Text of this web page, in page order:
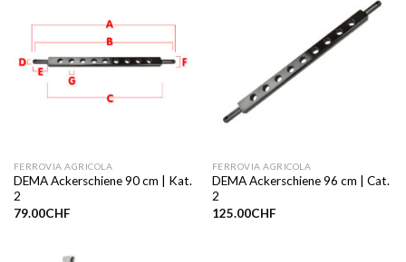
FERROVIA AGRICOLA
DEMA Ackerschiene 90 cm | Kat.
2
79.00CHF
FERROVIA AGRICOLA
DEMA Ackerschiene 96 cm | Cat.
2
125.00CHF